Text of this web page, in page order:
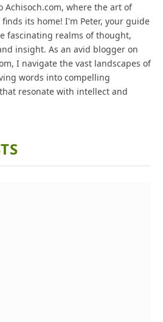
Achisoch.com, where the art of
its home! I'm Peter, your guide
fascinating realms of thought,
insight. As an avid blogger on
I navigate the vast landscapes of
words into compelling
resonate with intellect and